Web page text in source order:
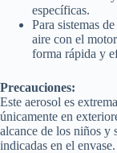
específicas.
Para sistemas
aire con el
forma rápida y
Precauciones:
Este aerosol es
únicamente en
alcance de los niños y
indicadas en el envase.